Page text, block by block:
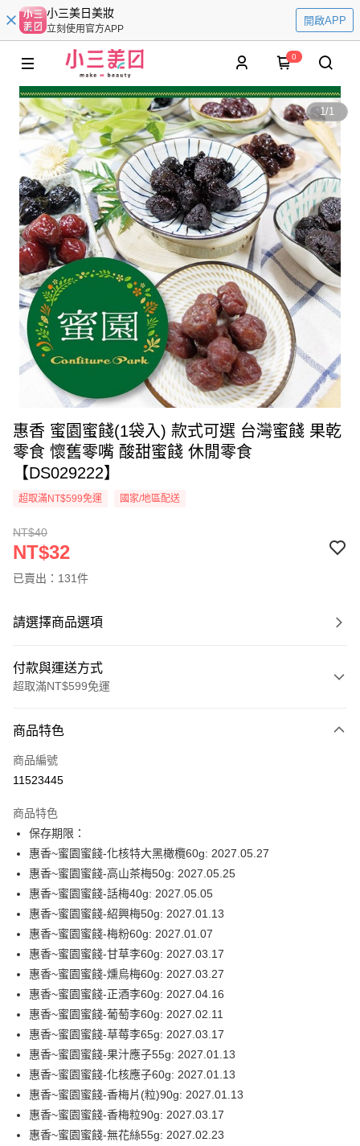
小三美日美妝
立刻使用官方APP
開啟APP
0
1/1
惠香 蜜園蜜餞(1袋入) 款式可選 台灣蜜餞 果乾
零食 懷舊零嘴 酸甜蜜餞 休閒零食
【DS029222】
超取滿NT$599免運 國家/地區配送
NT$40
NT$32
已賣出：131件
請選擇商品選項
付款與運送方式
超取滿NT$599免運
信用卡一次付款
超商取貨付款
Apple Pay
街口支付
全盈+PAY
ATM付款
運送方式
每筆NT$60，滿NT$599(含以上)免運費
付款後全家取貨
每筆NT$60，滿NT$599(含以上)免運費
萊爾富取貨付款
每筆NT$60，滿NT$599(含以上)免運費
付款後萊爾富取貨
商品特色
商品編號
11523445
商品特色
保存期限：
惠香~蜜園蜜餞-化核特大黑橄欖60g: 2027.05.27
惠香~蜜園蜜餞-高山茶梅50g: 2027.05.25
惠香~蜜園蜜餞-話梅40g: 2027.05.05
惠香~蜜園蜜餞-紹興梅50g: 2027.01.13
惠香~蜜園蜜餞-梅粉60g: 2027.01.07
惠香~蜜園蜜餞-甘草李60g: 2027.03.17
惠香~蜜園蜜餞-燻烏梅60g: 2027.03.27
惠香~蜜園蜜餞-正酒李60g: 2027.04.16
惠香~蜜園蜜餞-葡萄李60g: 2027.02.11
惠香~蜜園蜜餞-草莓李65g: 2027.03.17
惠香~蜜園蜜餞-果汁應子55g: 2027.01.13
惠香~蜜園蜜餞-化核應子60g: 2027.01.13
惠香~蜜園蜜餞-香梅片(粒)90g: 2027.01.13
惠香~蜜園蜜餞-香梅粒90g: 2027.03.17
惠香~蜜園蜜餞-無花絲55g: 2027.02.23